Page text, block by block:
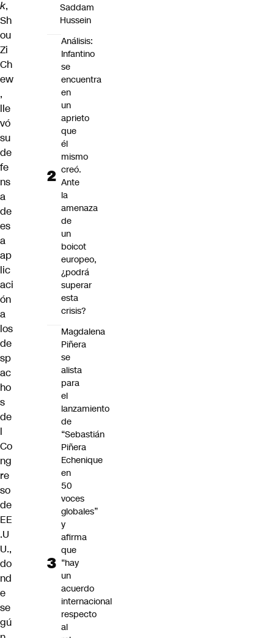
k,
Sh
ou
Zi
Ch
ew
,
lle
vó
su
de
fe
ns
a
de
es
a
ap
lic
aci
ón
a
los
de
sp
ac
ho
s
de
l
Co
ng
re
so
de
EE
.U
U.,
do
nd
e
se
gú
Saddam
Hussein
Análisis:
Infantino
se
encuentra
en
un
aprieto
que
él
mismo
creó.
Ante
la
amenaza
de
un
boicot
europeo,
¿podrá
superar
esta
crisis?
Magdalena
Piñera
se
alista
para
el
lanzamiento
de
“Sebastián
Piñera
Echenique
en
50
voces
globales”
y
afirma
que
“hay
un
acuerdo
internacional
respecto
al